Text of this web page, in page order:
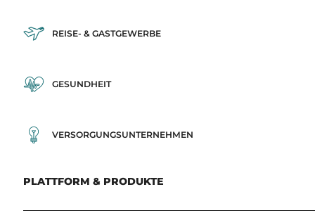
REISE- & GASTGEWERBE
GESUNDHEIT
VERSORGUNGSUNTERNEHMEN
PLATTFORM & PRODUKTE